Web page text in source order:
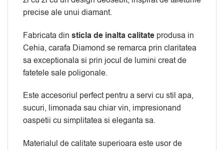
precise ale unui diamant.
Fabricata din sticla de inalta calitate produsa in
Cehia, carafa Diamond se remarca prin claritatea
sa exceptionala si prin jocul de lumini creat de
fatetele sale poligonale.
Este accesoriul perfect pentru a servi cu stil apa,
sucuri, limonada sau chiar vin, impresionand
oaspetii cu simplitatea si eleganta sa.
Materialul de calitate superioara este usor de